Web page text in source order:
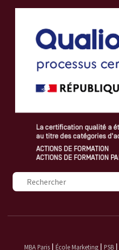
MBA Paris| École Marketing| PSB|